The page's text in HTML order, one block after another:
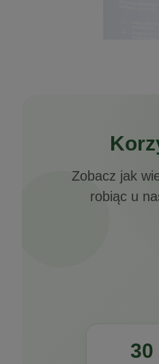
do
Zobacz jak
robiąc u
30